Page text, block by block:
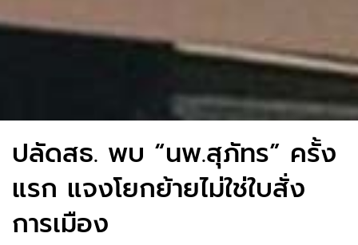
ปลัดสธ. พบ “นพ.สุภัทร” ครั้ง
แรก แจงโยกย้ายไม่ใช่ใบสั่ง
การเมือง